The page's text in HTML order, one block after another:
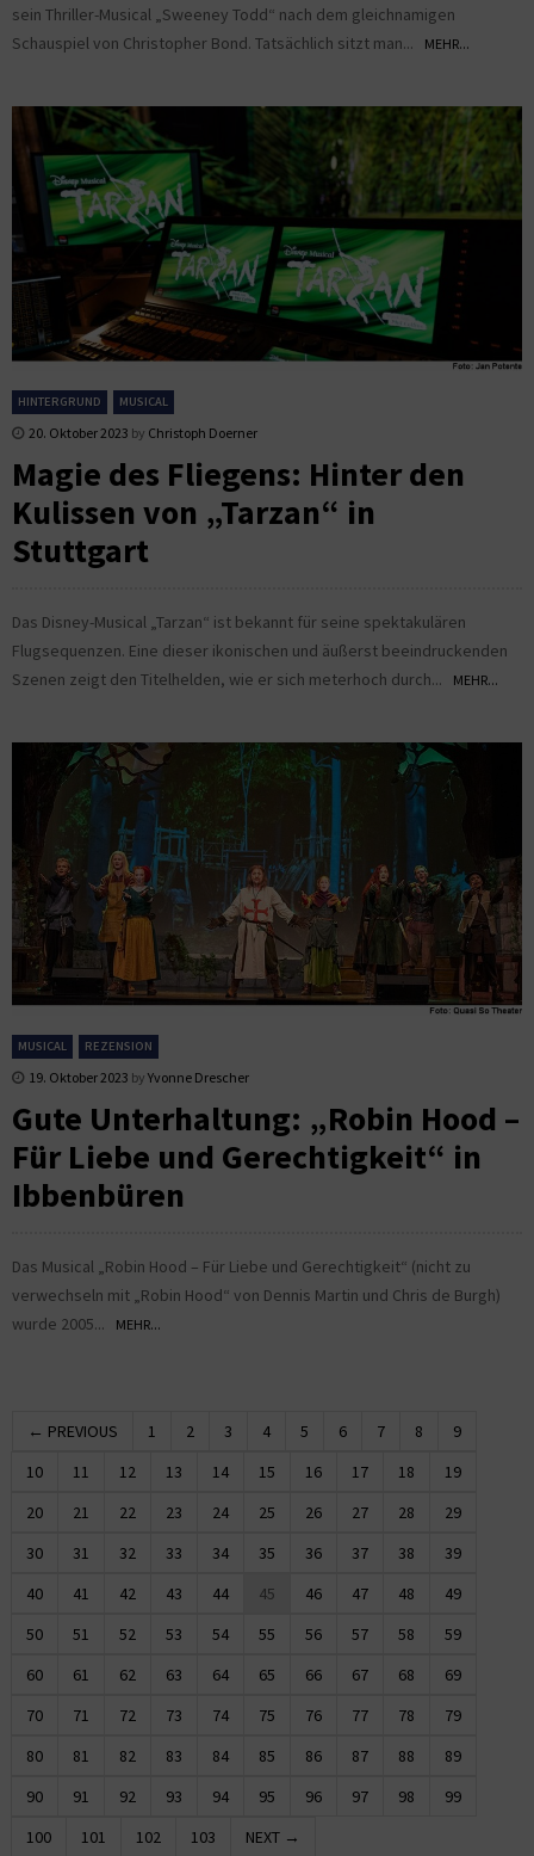
sein Thriller-Musical „Sweeney Todd“ nach dem gleichnamigen
Schauspiel von Christopher Bond. Tatsächlich sitzt man...
MEHR...
HINTERGRUND MUSICAL
20. Oktober 2023 by Christoph Doerner
Magie des Fliegens: Hinter den
Kulissen von „Tarzan“ in
Stuttgart
Das Disney-Musical „Tarzan“ ist bekannt für seine spektakulären
Flugsequenzen. Eine dieser ikonischen und äußerst beeindruckenden
Szenen zeigt den Titelhelden, wie er sich meterhoch durch...
MEHR...
MUSICAL REZENSION
19. Oktober 2023 by Yvonne Drescher
Gute Unterhaltung: „Robin Hood –
Für Liebe und Gerechtigkeit“ in
Ibbenbüren
Das Musical „Robin Hood – Für Liebe und Gerechtigkeit“ (nicht zu
verwechseln mit „Robin Hood“ von Dennis Martin und Chris de Burgh)
wurde 2005...
MEHR...
← PREVIOUS 1 2 3 4 5 6 7 8
9
10
11 12 13 14 15 16 17 18
19
20
21 22 23 24 25 26 27 28
29
30
31 32 33 34 35 36 37 38
39
40
41 42 43 44 45 46 47 48
49
50
51 52 53 54 55 56 57 58
59
60
61 62 63 64 65 66 67 68
69
70
71 72 73 74 75 76 77 78
79
80
81 82 83 84 85 86 87 88
89
90
91 92 93 94 95 96 97 98
99
100
101 102 103 NEXT →